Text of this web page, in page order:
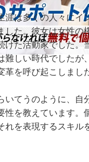
涯は多くの人々にイ
した。彼女は女性の
けた活動家でした。
難しい時代でしたが
革を呼び起こしまし
いてうのように、自
性を教えています。
れを表現するスキル